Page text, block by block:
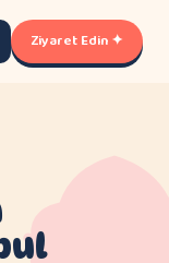
Ziyaret Edin ✦